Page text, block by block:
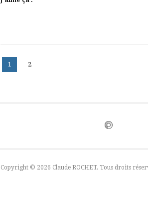
Pagination
des
Page
1 Page
2
Copyright © 2026 Claude ROCHET. Tous droits